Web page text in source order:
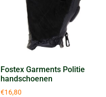
Fostex Garments Politie
handschoenen
€16,80